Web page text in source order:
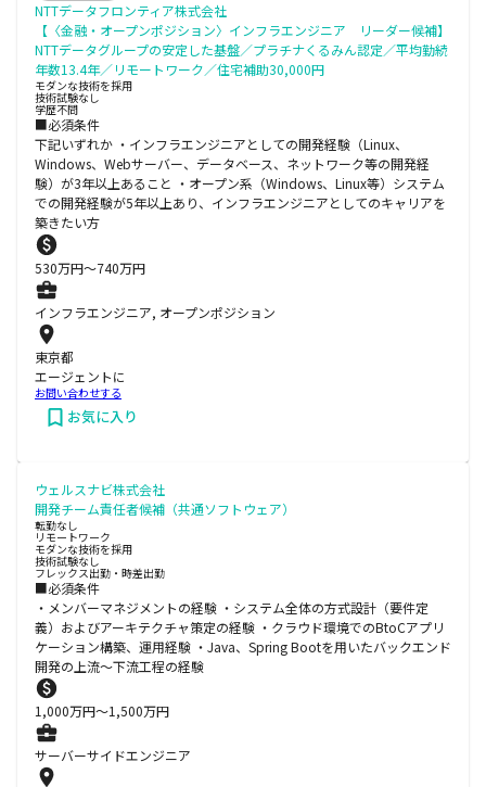
NTTデータフロンティア株式会社
【〈金融・オープンポジション〉インフラエンジニア リーダー候補】
NTTデータグループの安定した基盤／プラチナくるみん認定／平均勤続
年数13.4年／リモートワーク／住宅補助30,000円
モダンな技術を採用
技術試験なし
学歴不問
■必須条件
下記いずれか ・インフラエンジニアとしての開発経験（Linux、
Windows、Webサーバー、データベース、ネットワーク等の開発経
験）が3年以上あること ・オープン系（Windows、Linux等）システム
での開発経験が5年以上あり、インフラエンジニアとしてのキャリアを
築きたい方
530万円〜740万円
インフラエンジニア, オープンポジション
東京都
エージェントに
お問い合わせする
お気に入り
ウェルスナビ株式会社
開発チーム責任者候補（共通ソフトウェア）
転勤なし
リモートワーク
モダンな技術を採用
技術試験なし
フレックス出勤・時差出勤
■必須条件
・メンバーマネジメントの経験 ・システム全体の方式設計（要件定
義）およびアーキテクチャ策定の経験 ・クラウド環境でのBtoCアプリ
ケーション構築、運用経験 ・Java、Spring Bootを用いたバックエンド
開発の上流〜下流工程の経験
1,000万円〜1,500万円
サーバーサイドエンジニア